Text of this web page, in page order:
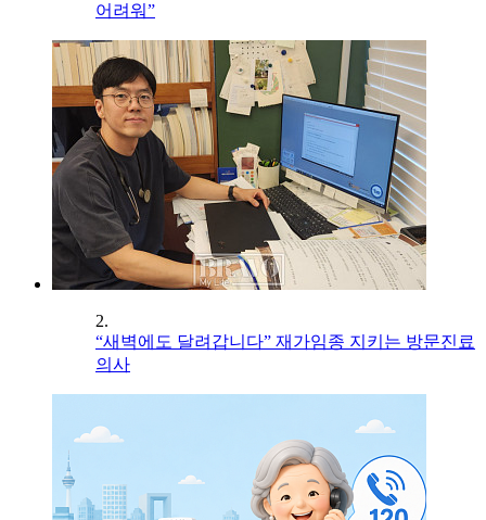
어려워”
2.
“새벽에도 달려갑니다” 재가임종 지키는 방문진료
의사